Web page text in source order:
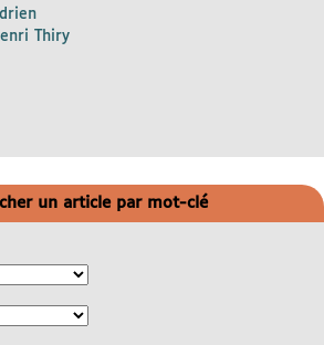
Thiry
un article par mot-clé